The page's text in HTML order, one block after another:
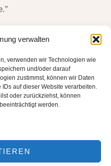
verwalten
verwenden wir Technologien wie
und/oder darauf
zustimmst, können wir Daten
auf dieser Website verarbeiten.
oder zurückziehst, können
werden.